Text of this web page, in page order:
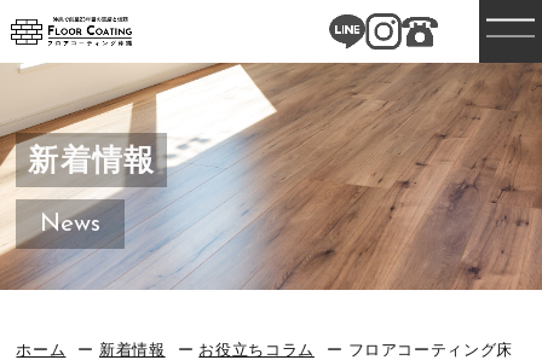
新着情報
News
ホーム 新着情報 お役立ちコラム
フロアコーティング床